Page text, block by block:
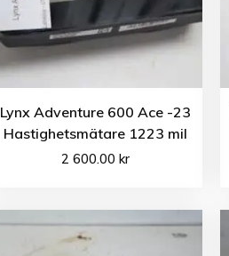
Lynx Adventure 600 Ace -23
Hastighetsmätare 1223 mil
2 600.00 kr